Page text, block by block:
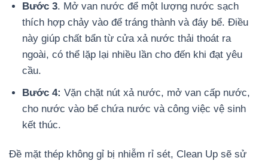
Bước 3. Mở van nước để một lượng nước sạch
thích hợp chảy vào để tráng thành và đáy bể. Điều
này giúp chất bẩn từ cửa xả nước thải thoát ra
ngoài, có thể lặp lại nhiều lần cho đến khi đạt yêu
cầu.
Bước 4: Vặn chặt nút xả nước, mở van cấp nước,
cho nước vào bể chứa nước và công việc vệ sinh
kết thúc.
Đề mặt thép không gỉ bị nhiễm rỉ sét, Clean Up sẽ sử